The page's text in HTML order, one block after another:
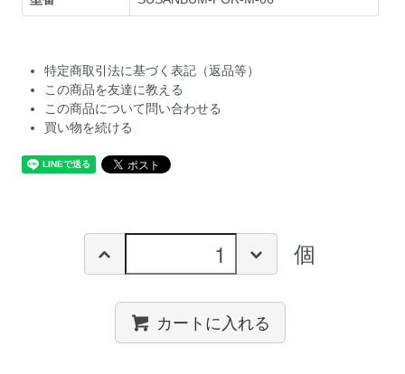
特定商取引法に基づく表記（返品等）
この商品を友達に教える
この商品について問い合わせる
買い物を続ける
個
カートに入れる